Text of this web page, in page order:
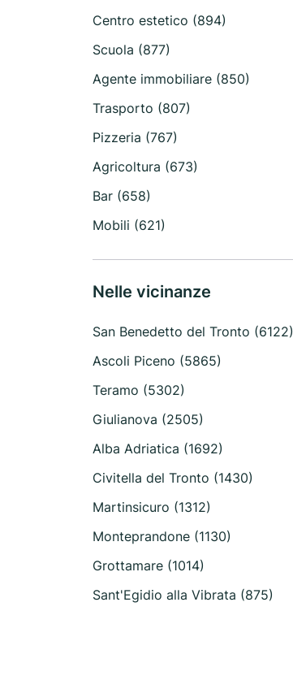
Centro estetico (894)
Scuola (877)
Agente immobiliare (850)
Trasporto (807)
Pizzeria (767)
Agricoltura (673)
Bar (658)
Mobili (621)
Nelle vicinanze
San Benedetto del Tronto (6122)
Ascoli Piceno (5865)
Teramo (5302)
Giulianova (2505)
Alba Adriatica (1692)
Civitella del Tronto (1430)
Martinsicuro (1312)
Monteprandone (1130)
Grottamare (1014)
Sant'Egidio alla Vibrata (875)